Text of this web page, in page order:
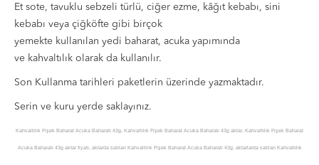
Et sote, tavuklu sebzeli türlü, ciğer ezme, kâğıt kebabı, sini
kebabı veya çiğköfte gibi birçok
yemekte kullanılan yedi baharat, acuka yapımında
ve kahvaltılık olarak da kullanılır.
Son Kullanma tarihleri paketlerin üzerinde yazmaktadır.
Serin ve kuru yerde saklayınız.
Kahvaltılık Fişek Baharat Acuka Baharatı 43g, Kahvaltılık Fişek Baharat Acuka Baharatı 43g aktar, Kahvaltılık Fişek Baharat
Acuka Baharatı 43g aktar fiyatı, aktarda satılan Kahvaltılık Fişek Baharat Acuka Baharatı 43g, aktarlarda satılan Kahvaltılık